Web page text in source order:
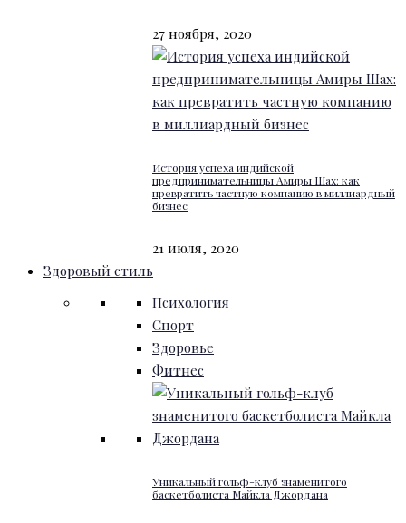
27 ноября, 2020
История успеха индийской
предпринимательницы Амиры Шах: как
превратить частную компанию в миллиардный
бизнес
21 июля, 2020
Здоровый стиль
Психология
Спорт
Здоровье
Фитнес
Уникальный гольф-клуб знаменитого
баскетболиста Майкла Джордана